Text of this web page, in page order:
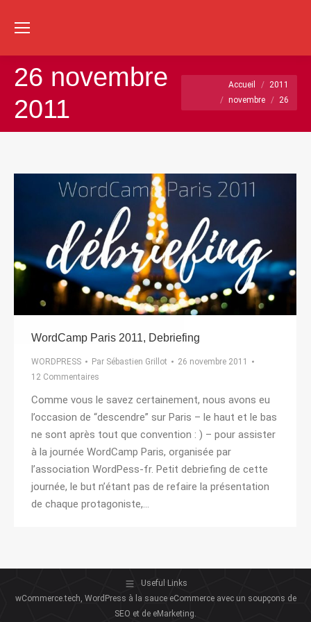
:
26 novembre
2011
Vous êtes ici :
Accueil
2011
novembre
26
WordCamp Paris 2011, Debriefing
WORDPRESS Par Sébastien Grillot
26 novembre 2011
12 Commentaires
Comme vous le savez certainement, nous avons eu
l’occasion de “descendre” sur Paris – le haut et le bas
ne sont après tout que convention : ) – pour assister
à la journée WordCamp Paris, organisée par
l’association WordPess-fr. Petit debriefing de cette
journée, le but n’étant pas de refaire la présentation
de chaque protagoniste,…
Useful Links
wCommerce.tech, WordPress à la sauce eCommerce avec un soupçons de
SEO et de eMarketing.